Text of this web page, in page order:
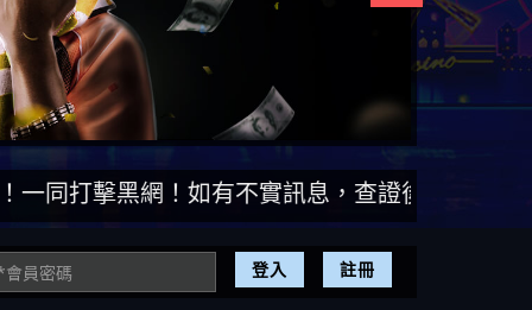
！如有不實訊息，查證後立即刪除。【DISS博弈
登入 註冊